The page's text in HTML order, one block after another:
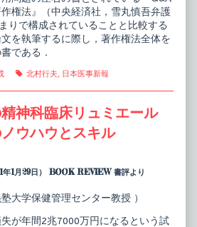
権法』（中央経済社，雪丸慎吾弁護
りで構成されていることと比較する
を執筆するに際し，著作権法全体を
である．
Tags
北村行夫, 日本医事新報
神科臨床リュミエール
ウハウとスキル
年1月29日） BOOK REVIEW 書評より
大学保健管理センター教授 ）
が年間2兆7000万円になるという試